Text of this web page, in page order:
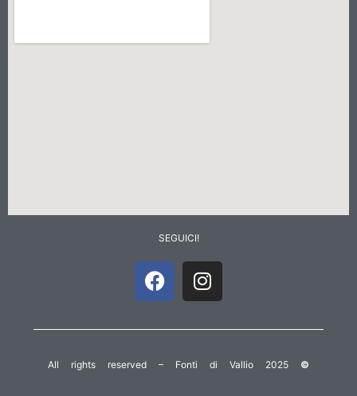
SEGUICI!
All rights reserved – Fonti di Vallio 2025 ©